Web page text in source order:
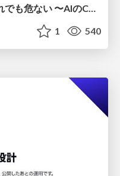
型も通る、synthも通る、それでも危ない 〜AIのCDKの権限とコストを機械で検証する〜 / It Passes Type Checks, It Passes Synth Checks, but It’s Still Risky — Automatically Verifying Permissions and Costs in AI’s CDK —
1 540